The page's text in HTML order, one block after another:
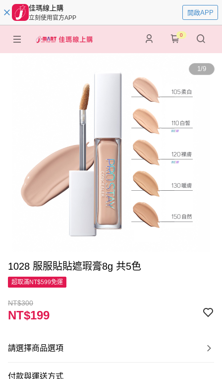
佳瑪線上購
立刻使用官方APP
開啟APP
0
1/9
1028 服服貼貼遮瑕膏8g 共5色
超取滿NT$599免運
NT$300
NT$199
請選擇商品選項
付款與運送方式